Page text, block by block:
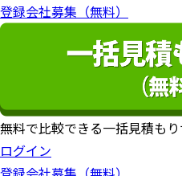
登録会社募集（無料）
無料で比較できる一括見積も
ログイン